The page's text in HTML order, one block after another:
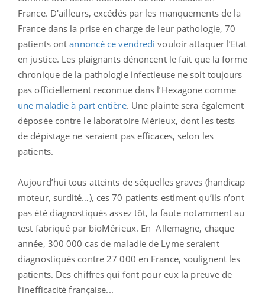
France. D'ailleurs, excédés par les manquements de la
France dans la prise en charge de leur pathologie, 70
patients ontannoncé ce vendredi vouloir attaquer l’Etat
en justice. Les plaignants dénoncent le fait que la forme
chronique de la pathologie infectieuse ne soit toujours
pas officiellement reconnue dans l’Hexagone comme
une maladie à part entière. Une plainte sera également
déposée contre le laboratoire Mérieux, dont les tests
de dépistage ne seraient pas efficaces, selon les
patients.
Aujourd’hui tous atteints de séquelles graves (handicap
moteur, surdité…), ces 70 patients estiment qu’ils n’ont
pas été diagnostiqués assez tôt, la faute notamment au
test fabriqué par bioMérieux. En Allemagne, chaque
année, 300 000 cas de maladie de Lyme seraient
diagnostiqués contre 27 000 en France, soulignent les
patients. Des chiffres qui font pour eux la preuve de
l’inefficacité française...